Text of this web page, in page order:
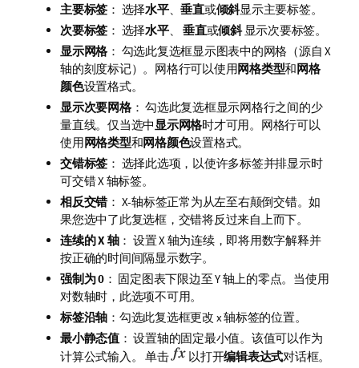
主要标签 ： 选择水平、垂直或倾斜显示主要标签。
次要标签 ： 选择水平、 垂直或倾斜显示次要标签。
显示网格： 勾选此复选框显示图表中的网格（源自 X
轴的刻度标记）。网格行可以使用网格类型和网格
颜色设置格式。
显示次要网格： 勾选此复选框显示网格行之间的少
量直线。仅当选中显示网格时才可用。网格行可以
使用网格类型和网格颜色设置格式。
交错标签 ： 选择此选项，以使许多标签并排显示时
可交错 X 轴标签。
相反交错： X-轴标签正常为从左至右颠倒交错。如
果您选中了此复选框，交错将反过来自上而下。
连续的 X 轴： 设置 X 轴为连续，即将用数字解释并
按正确的时间间隔显示数字。
强制为 0： 固定图表下限边至 Y 轴上的零点。当使用
对数轴时，此选项不可用。
标签沿轴 ：勾选此复选框更改 x 轴标签的位置。
最小静态值： 设置轴的固定最小值。该值可以作为
计算公式输入。 单击
以打开编辑表达式对话框。